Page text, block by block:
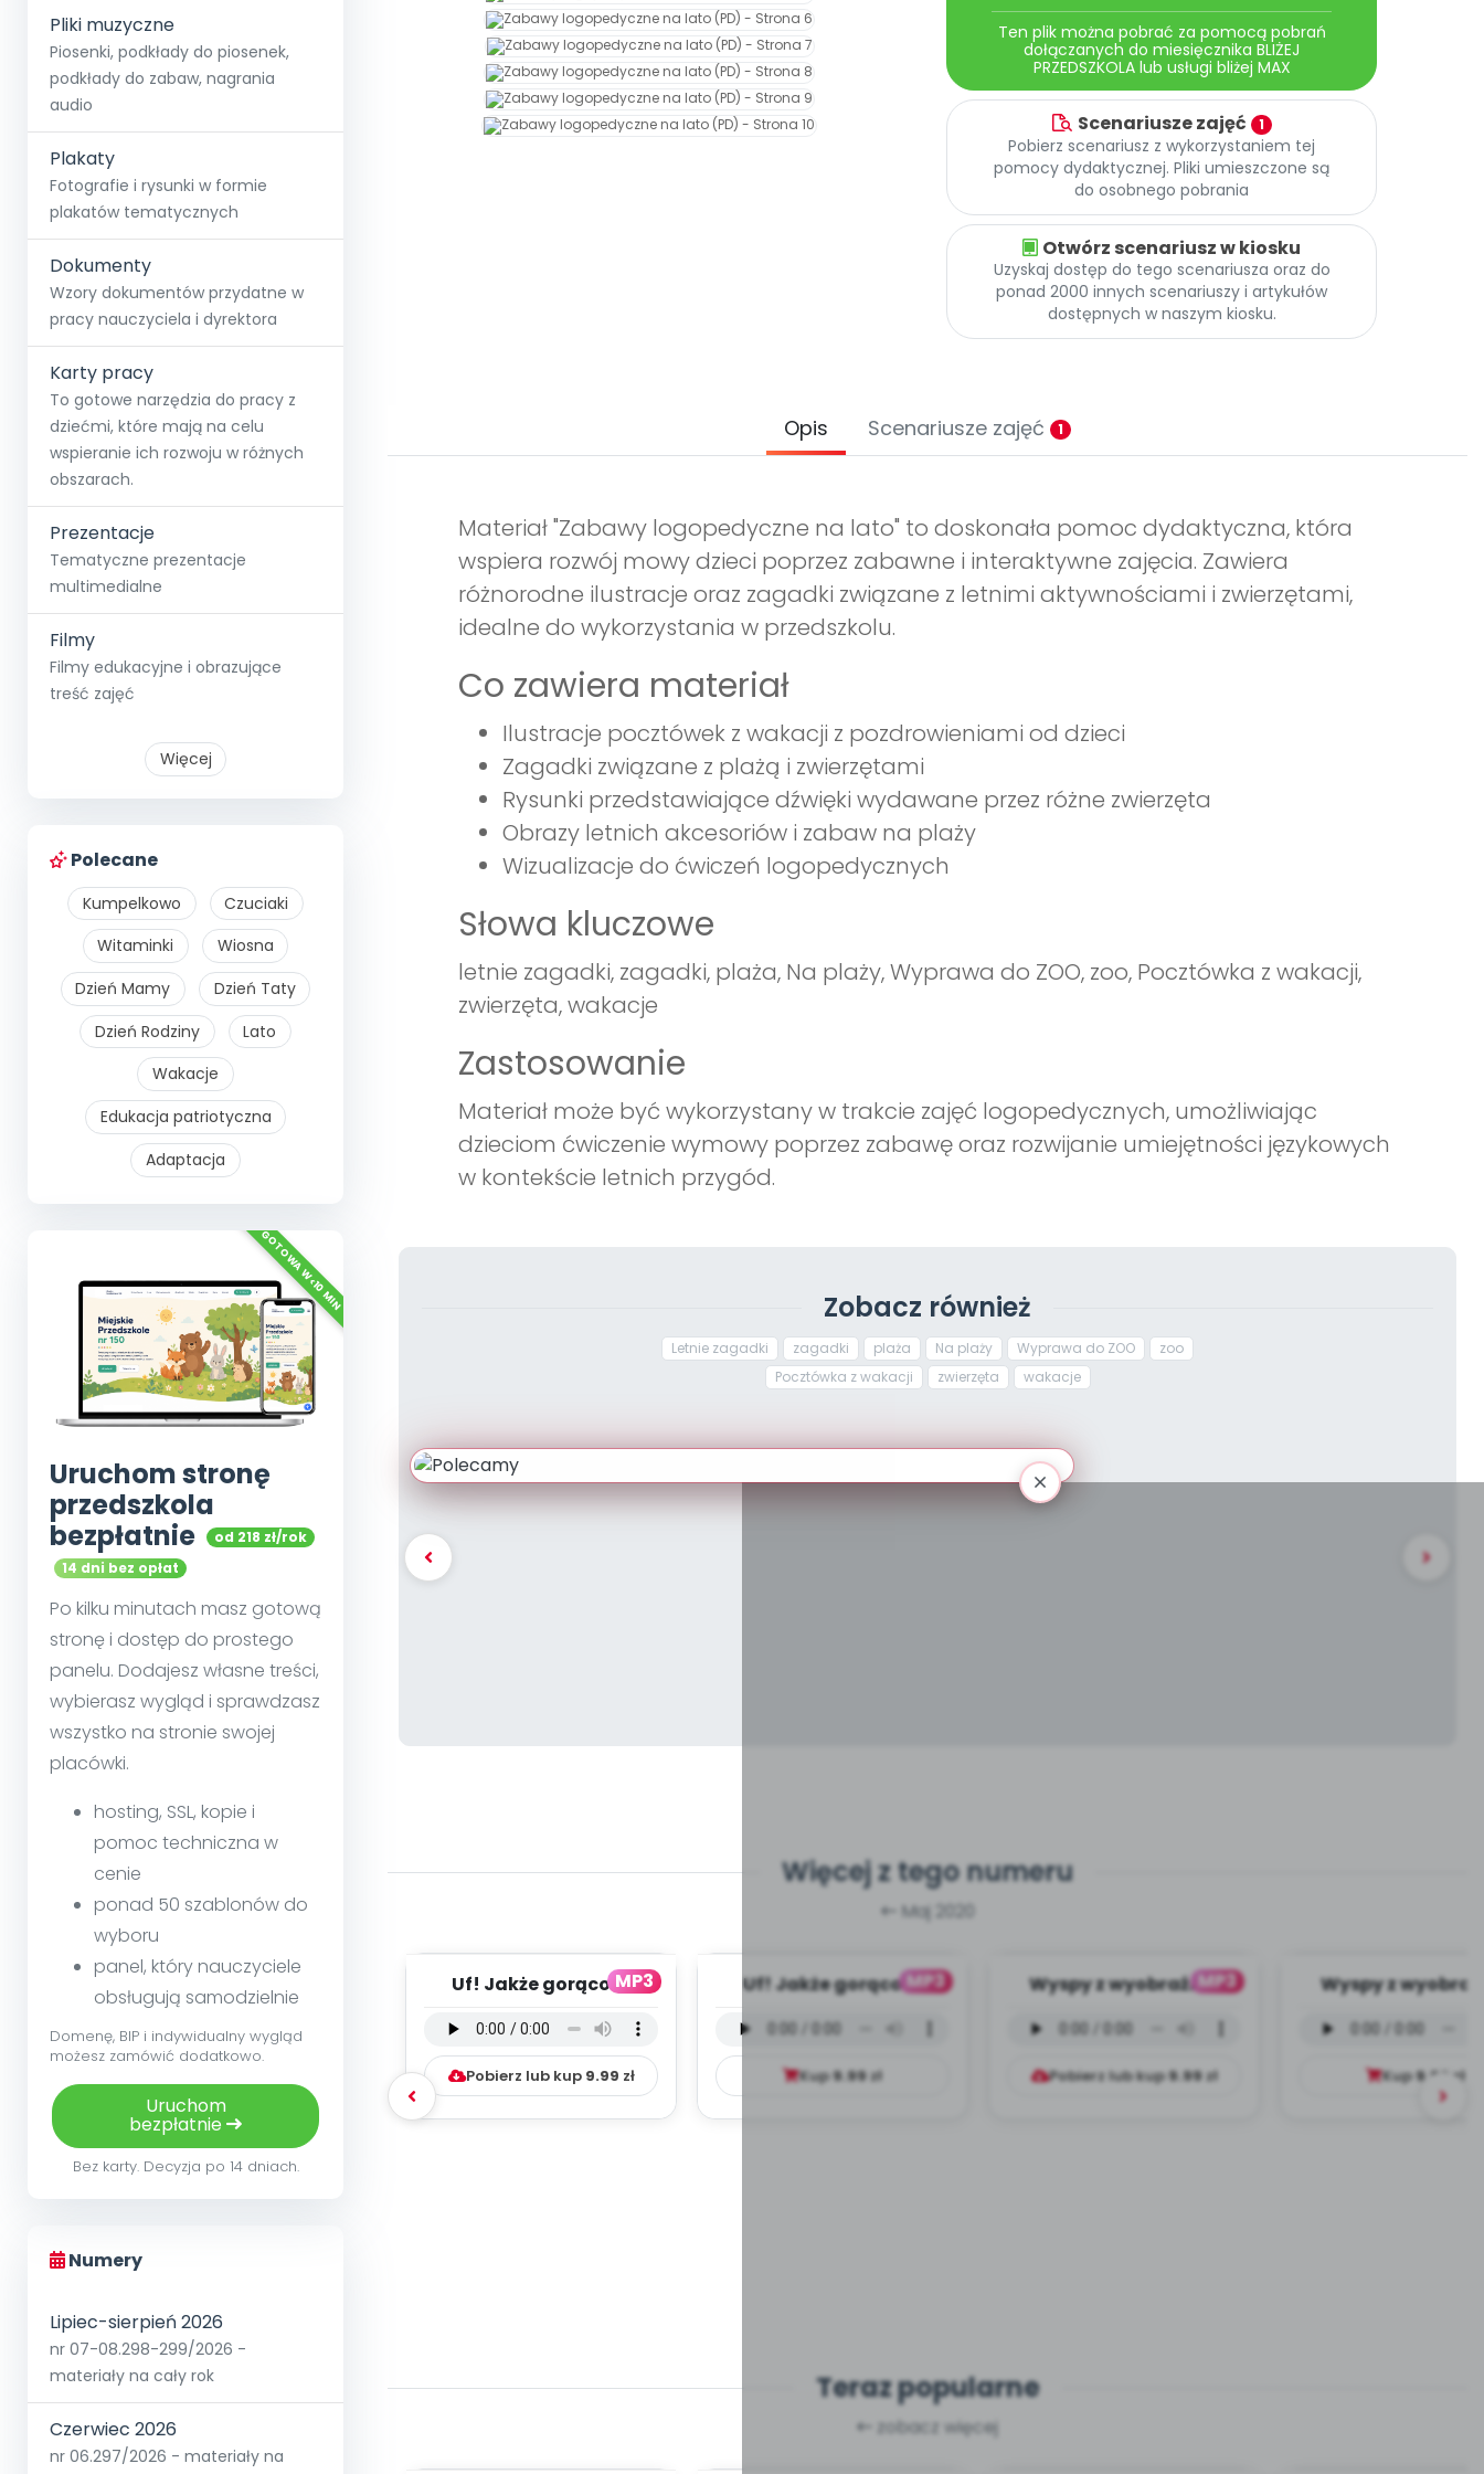
Pliki muzyczne
Piosenki, podkłady do piosenek,
podkłady do zabaw, nagrania
audio
Plakaty
Fotografie i rysunki w formie
plakatów tematycznych
Dokumenty
Wzory dokumentów przydatne w
pracy nauczyciela i dyrektora
Karty pracy
To gotowe narzędzia do pracy z
dziećmi, które mają na celu
wspieranie ich rozwoju w różnych
obszarach.
Prezentacje
Tematyczne prezentacje
multimedialne
Filmy
Filmy edukacyjne i obrazujące
treść zajęć
Więcej
Polecane
Kumpelkowo
Czuciaki
Witaminki
Wiosna
Dzień Mamy
Dzień Taty
Dzień Rodziny
Lato
Wakacje
Edukacja patriotyczna
Adaptacja
Uruchom stronę
przedszkola
bezpłatnie
od 218 zł/rok
14 dni bez opłat
Po kilku minutach masz gotową
stronę i dostęp do prostego
panelu. Dodajesz własne treści,
wybierasz wygląd i sprawdzasz
wszystko na stronie swojej
placówki.
hosting, SSL, kopie i
pomoc techniczna w
cenie
ponad 50 szablonów do
wyboru
panel, który nauczyciele
obsługują samodzielnie
Domenę, BIP i indywidualny wygląd
możesz zamówić dodatkowo.
Uruchom
bezpłatnie
Bez karty. Decyzja po 14 dniach.
Numery
Lipiec-sierpień 2026
nr 07-08.298-299/2026 -
materiały na cały rok
Czerwiec 2026
nr 06.297/2026 - materiały na
Ten plik można pobrać za pomocą pobrań
dołączanych do miesięcznika BLIŻEJ
PRZEDSZKOLA lub usługi bliżej MAX
Scenariusze zajęć 1
Pobierz scenariusz z wykorzystaniem tej
pomocy dydaktycznej. Pliki umieszczone są
do osobnego pobrania
Otwórz scenariusz w kiosku
Uzyskaj dostęp do tego scenariusza oraz do
ponad 2000 innych scenariuszy i artykułów
dostępnych w naszym kiosku.
Opis Scenariusze zajęć 1
Materiał "Zabawy logopedyczne na lato" to doskonała pomoc dydaktyczna, która
wspiera rozwój mowy dzieci poprzez zabawne i interaktywne zajęcia. Zawiera
różnorodne ilustracje oraz zagadki związane z letnimi aktywnościami i zwierzętami,
idealne do wykorzystania w przedszkolu.
Co zawiera materiał
Ilustracje pocztówek z wakacji z pozdrowieniami od dzieci
Zagadki związane z plażą i zwierzętami
Rysunki przedstawiające dźwięki wydawane przez różne zwierzęta
Obrazy letnich akcesoriów i zabaw na plaży
Wizualizacje do ćwiczeń logopedycznych
Słowa kluczowe
letnie zagadki, zagadki, plaża, Na plaży, Wyprawa do ZOO, zoo, Pocztówka z wakacji,
zwierzęta, wakacje
Zastosowanie
Materiał może być wykorzystany w trakcie zajęć logopedycznych, umożliwiając
dzieciom ćwiczenie wymowy poprzez zabawę oraz rozwijanie umiejętności językowych
w kontekście letnich przygód.
Zobacz również
Letnie zagadki zagadki plaża Na plaży Wyprawa do ZOO
zoo
Pocztówka z wakacji
zwierzęta wakacje
Więcej z tego numeru
Maj 2020
MP3
Uf! Jakże gorąco! -
(PD, mp3)
Pobierz lub kup 9.99 zł
MP3
Uf! Jakże gorąco! -
mp3)
Kup9.99zł
MP3
Wyspy z wyobraźni -
(PD, mp3)
Pobierz lub kup9.99zł
Wyspy z
mp3)
Kup9.99 zł
Teraz popularne
zobacz więcej